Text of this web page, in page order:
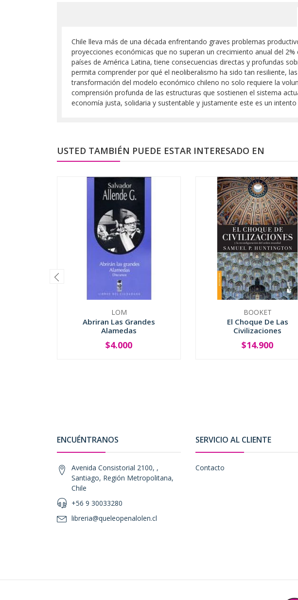
Chile lleva más de una década enfrentando graves problemas
proyecciones económicas que no superan un crecimiento anual del
países de América Latina, tiene consecuencias directas y profundas
permita comprender por qué el neoliberalismo ha sido tan resiliente,
transformación del modelo económico chileno no solo requiere la
comprensión profunda de las estructuras que sostienen el sistema
economía justa, solidaria y sustentable y justamente este es un intento
USTED TAMBIÉN PUEDE ESTAR INTERESADO EN
LOM
Abriran Las Grandes
Alamedas
+
$4.000
BOOKET
El Choque De Las
Civilizaciones
+
$14.900
ENCUÉNTRANOS
Avenida Consistorial 2100, ,
Santiago, Región Metropolitana,
Chile
+56 9 30033280
libreria@queleopenalolen.cl
SERVICIO AL CLIENTE
Contacto